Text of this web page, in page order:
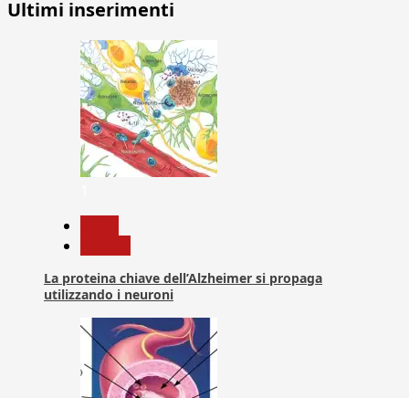
Ultimi inserimenti
La proteina chiave dell’Alzheimer si propaga
utilizzando i neuroni